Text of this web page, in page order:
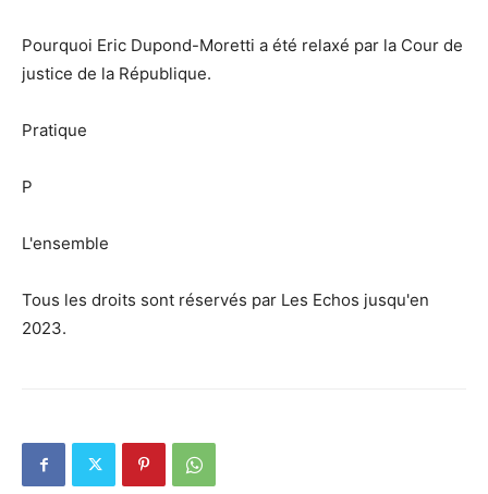
Pourquoi Eric Dupond-Moretti a été relaxé par la Cour de
justice de la République.
Pratique
P
L'ensemble
Tous les droits sont réservés par Les Echos jusqu'en
2023.